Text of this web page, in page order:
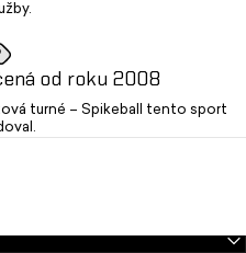
od roku 2008
turné – Spikeball tento sport